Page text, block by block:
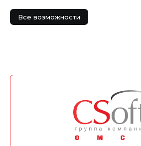
Все возможности